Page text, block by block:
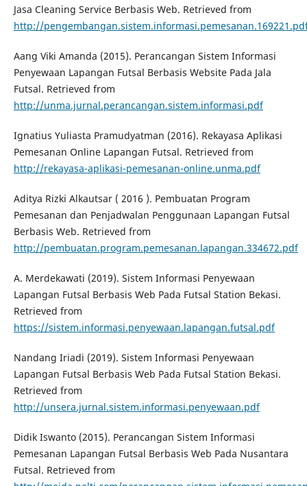
Jasa Cleaning Service Berbasis Web. Retrieved from
http://
Aang Viki Amanda (2015). Perancangan Sistem Informasi
Penyewaan Lapangan Futsal Berbasis Website Pada Jala
Futsal. Retrieved from
http://unma.jurnal.perancangan.sistem.informasi.pdf
Ignatius Yuliasta Pramudyatman (2016). Rekayasa Aplikasi
Pemesanan Online Lapangan Futsal. Retrieved from
http://rekayasa-aplikasi-pemesanan-online.unma.pdf
Aditya Rizki Alkautsar ( 2016 ). Pembuatan Program
Pemesanan dan Penjadwalan Penggunaan Lapangan Futsal
Berbasis Web. Retrieved from
http://pembuatan.program.pemesanan.lapangan.334672.pdf
A. Merdekawati (2019). Sistem Informasi Penyewaan
Lapangan Futsal Berbasis Web Pada Futsal Station Bekasi.
Retrieved from
https://sistem.informasi.penyewaan.lapangan.futsal.pdf
Nandang Iriadi (2019). Sistem Informasi Penyewaan
Lapangan Futsal Berbasis Web Pada Futsal Station Bekasi.
Retrieved from
http://unsera.jurnal.sistem.informasi.penyewaan.pdf
Didik Iswanto (2015). Perancangan Sistem Informasi
Pemesanan Lapangan Futsal Berbasis Web Pada Nusantara
Futsal. Retrieved from